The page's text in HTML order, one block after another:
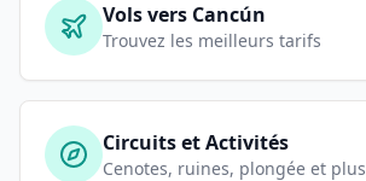
Vols vers Cancún
Trouvez les meilleurs tarifs
Circuits et Activités
Cenotes, ruines, plongée et plus